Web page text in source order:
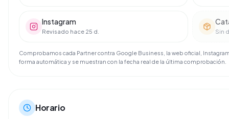
Instagram
Revisado hace 25 d. Sin
Comprobamos cada Partner contra Google Business, la web oficial,
forma automática y se muestran con la fecha real de la última comprobación.
Horario